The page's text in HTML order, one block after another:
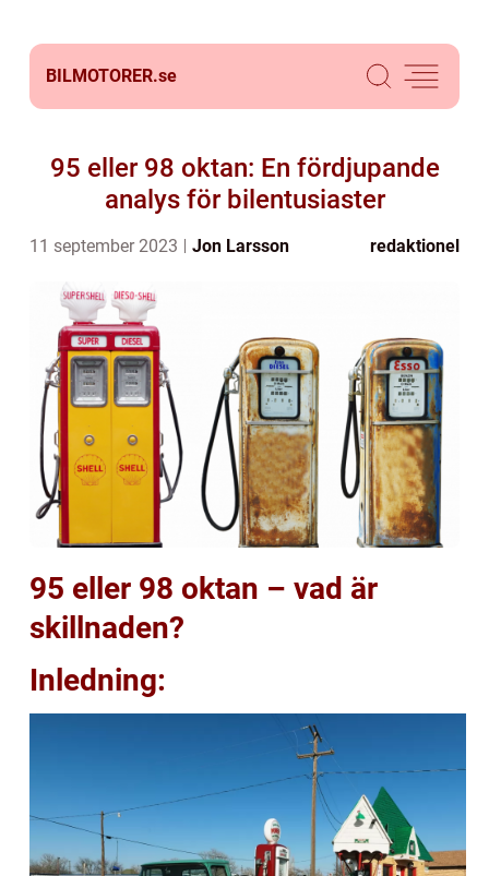
BILMOTORER.se
95 eller 98 oktan: En fördjupande
analys för bilentusiaster
11 september 2023 Jon Larsson redaktionel
95 eller 98 oktan – vad är
skillnaden?
Inledning: